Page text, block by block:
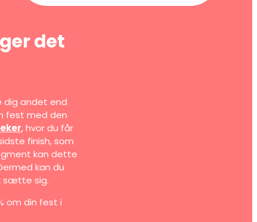
det
dig andet end
fest med den
, hvor du får
finish, som
kan dette
kan du
sætte sig.
om din fest i